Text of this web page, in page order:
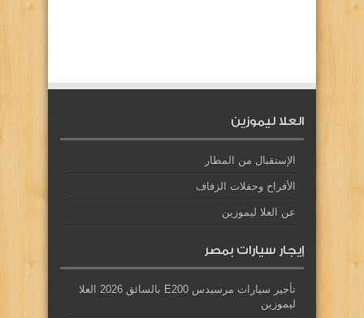
العلا ليموزين
الإستقبال من المطار
الأفراح وحفلات الزفاف
عن العلا ليموزين
إيجار سيارات بمصر
تأجير سيارات مرسيدس E200 بالسائق 2026 العلا
ليموزين